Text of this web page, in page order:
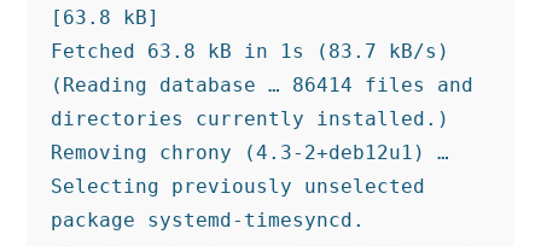
[63.8 kB]
Fetched 63.8 kB in 1s (83.7 kB/s)
(Reading database … 86414 files and
directories currently installed.)
Removing chrony (4.3-2+deb12u1) …
Selecting previously unselected
package systemd-timesyncd.